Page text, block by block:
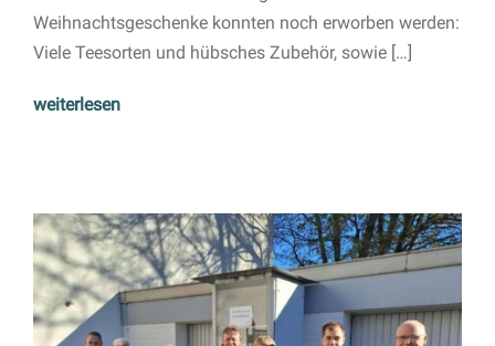
Weihnachtsgeschenke konnten noch erworben werden:
Viele Teesorten und hübsches Zubehör, sowie […]
weiterlesen